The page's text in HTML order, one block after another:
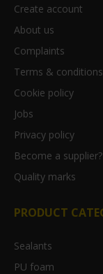
Create account
About us
Complaints
Terms & conditions
Cookie policy
Jobs
Privacy policy
Become a supplier?
Quality marks
PRODUCT
Sealants
PU foam